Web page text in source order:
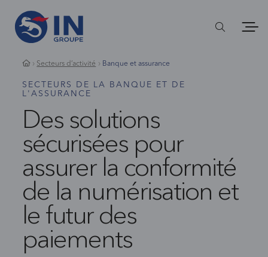
Secteurs d’activité Banque et assurance
SECTEURS DE LA BANQUE ET DE
L'ASSURANCE
Des solutions
sécurisées pour
assurer la conformité
de la numérisation et
le futur des
paiements